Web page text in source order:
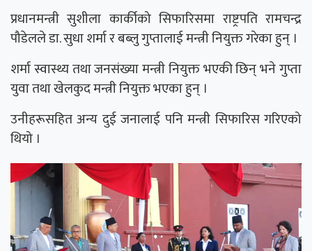
प्रधानमन्त्री सुशीला कार्कीको सिफारिसमा राष्ट्रपति रामचन्द्र
पौडेलले डा. सुधा शर्मा र बब्लु गुप्तालाई मन्त्री नियुक्त गरेका हुन् ।
शर्मा स्वास्थ्य तथा जनसंख्या मन्त्री नियुक्त भएकी छिन् भने गुप्ता
युवा तथा खेलकुद मन्त्री नियुक्त भएका हुन् ।
उनीहरूसहित अन्य दुई जनालाई पनि मन्त्री सिफारिस गरिएको
थियो ।